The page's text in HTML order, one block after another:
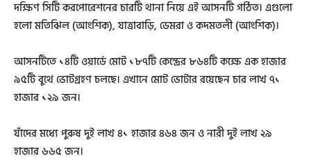
দক্ষিণ সিটি করপোরেশনের চারটি থানা নিয়ে এই আসনটি গঠিত। এগুলো
হলো মতিঝিল (আংশিক), যাত্রাবাড়ি, ডেমরা ও কদমতলী (আংশিক)।
আসনটিতে ১৪টি ওয়ার্ডে মোট ১৮৭টি কেন্দ্রের ৮৬৪টি কক্ষে এক হাজার
৯৫টি বুথে ভোটগ্রহণ চলছে। এখানে মোট ভোটার রয়েছেন চার লাখ ৭১
হাজার ১২৯ জন।
যাঁদের মধ্যে পুরুষ দুই লাখ ৪১ হাজার ৪৬৪ জন ও নারী দুই লাখ ২৯
হাজার ৬৬৫ জন।